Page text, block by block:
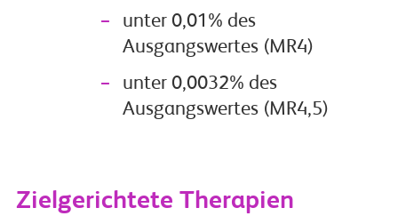
unter 0,01% des
Ausgangswertes (MR4)
unter 0,0032% des
Ausgangswertes (MR4,5)
Zielgerichtete Therapien